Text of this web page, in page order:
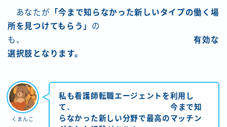
あなたが 「今まで知らなかった新しいタイプの働く場
所を見つけてもらう」 の
も、有効な
選択肢となります。
くまんこ
私も看護師転職エージェントを利用し
て 、 今まで知
らなかった新しい分野で最高のマッチン